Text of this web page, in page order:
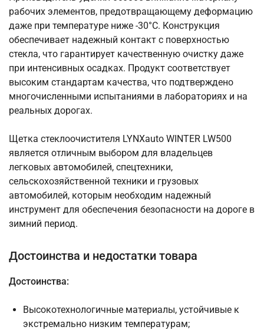
рабочих элементов, предотвращающему деформацию
даже при температуре ниже -30°C. Конструкция
обеспечивает надежный контакт с поверхностью
стекла, что гарантирует качественную очистку даже
при интенсивных осадках. Продукт соответствует
высоким стандартам качества, что подтверждено
многочисленными испытаниями в лабораториях и на
реальных дорогах.
Щетка стеклоочистителя LYNXauto WINTER LW500
является отличным выбором для владельцев
легковых автомобилей, спецтехники,
сельскохозяйственной техники и грузовых
автомобилей, которым необходим надежный
инструмент для обеспечения безопасности на дороге в
зимний период.
Достоинства и недостатки товара
Достоинства:
Высокотехнологичные материалы, устойчивые к
экстремально низким температурам;